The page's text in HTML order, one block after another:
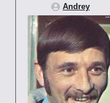
Andrey